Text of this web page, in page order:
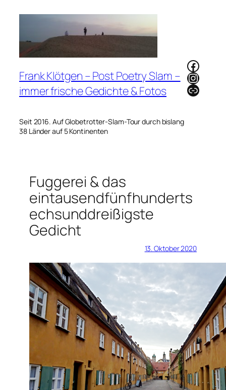
Frank Klötgen – Post Poetry Slam –
immer frische Gedichte & Fotos
Seit 2016. Auf Globetrotter-Slam-Tour durch bislang
38 Länder auf 5 Kontinenten
Link
Fuggerei & das
eintausendfünfhunderts
echsunddreißigste
Gedicht
13. Oktober 2020